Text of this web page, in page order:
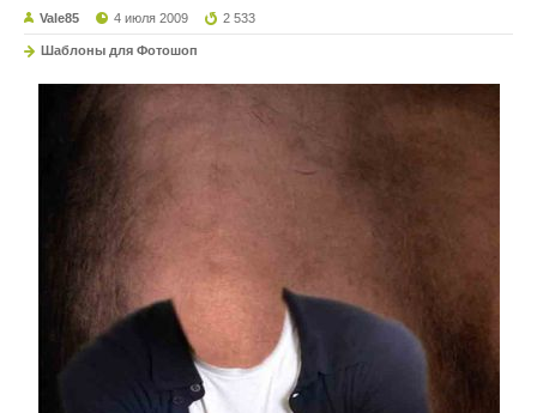
Vale85 4 июля 2009 2 533
Шаблоны для Фотошоп